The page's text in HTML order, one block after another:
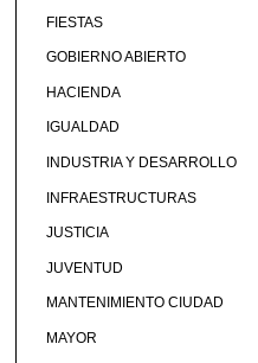
FIESTAS
GOBIERNO ABIERTO
HACIENDA
IGUALDAD
INDUSTRIA Y DESARROLLO
INFRAESTRUCTURAS
JUSTICIA
JUVENTUD
MANTENIMIENTO CIUDAD
MAYOR